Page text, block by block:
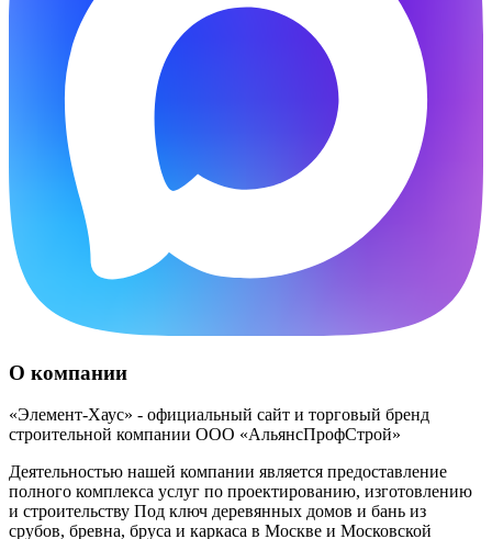
О компании
«Элемент-Хаус» - официальный сайт и торговый бренд
строительной компании ООО «АльянсПрофСтрой»
Деятельностью нашей компании является предоставление
полного комплекса услуг по проектированию, изготовлению
и строительству Под ключ деревянных домов и бань из
срубов, бревна, бруса и каркаса в Москве и Московской